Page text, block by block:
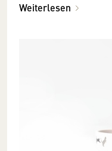
Weiterlesen